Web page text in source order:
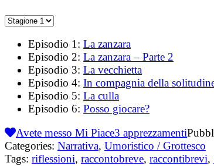
Episodio 1: La zanzara
Episodio 2: La zanzara – Parte 2
Episodio 3: La vecchietta
Episodio 4: In compagnia della
Episodio 5: La culla
Episodio 6: Posso giocare?
Avete messo Mi Piace3 apprezzamenti
Categories: Narrativa, Umoristico / Grottesco
Tags: riflessioni, raccontobreve, raccontibrevi,